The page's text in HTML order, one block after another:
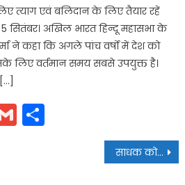
त्याग एवं बलिदान के लिए तैयार रहें
5 सितंबर। अखिल भारत हिन्दू महासभा के
ने कहा कि अगले पांच वर्षो में देश को
लिए वर्तमान समय सबसे उपयुक्त है।
Gmail
साधक को अमोघ फल प्रदान करती है मां भगवती की आराधना- महंत रोहित गिरी